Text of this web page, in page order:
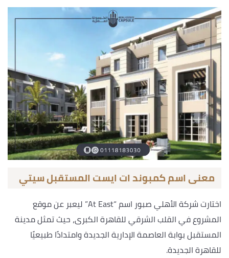
معنى اسم كمبوند ات ايست المستقبل سيتي
اختارت شركة الأهلي صبور اسم “At East” ليعبر عن موقع
المشروع في القلب الشرقي للقاهرة الكبرى، حيث تمثل مدينة
المستقبل بوابة العاصمة الإدارية الجديدة وامتدادًا طبيعيًا
للقاهرة الجديدة.